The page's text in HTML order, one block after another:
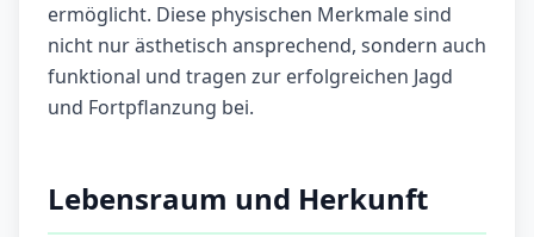
ermöglicht. Diese physischen Merkmale sind
nicht nur ästhetisch ansprechend, sondern auch
funktional und tragen zur erfolgreichen Jagd
und Fortpflanzung bei.
Lebensraum und Herkunft